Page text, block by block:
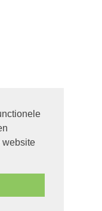
website